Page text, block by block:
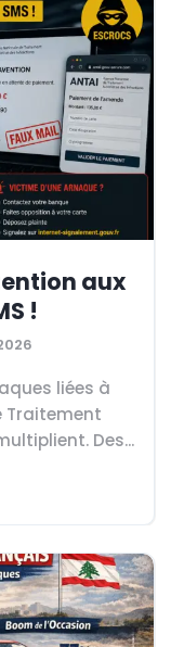
aux
!
liées à
Traitement
Des...